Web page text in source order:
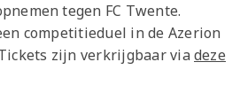
tegen FC Twente.
competitieduel in de Azerion
zijn verkrijgbaar via deze